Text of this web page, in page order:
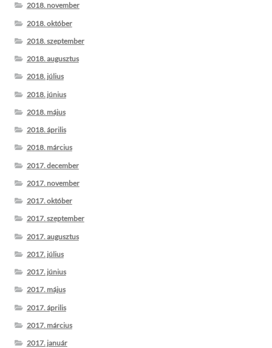
2018. november
2018. október
2018. szeptember
2018. augusztus
2018. július
2018. június
2018. május
2018. április
2018. március
2017. december
2017. november
2017. október
2017. szeptember
2017. augusztus
2017. július
2017. június
2017. május
2017. április
2017. március
2017. január